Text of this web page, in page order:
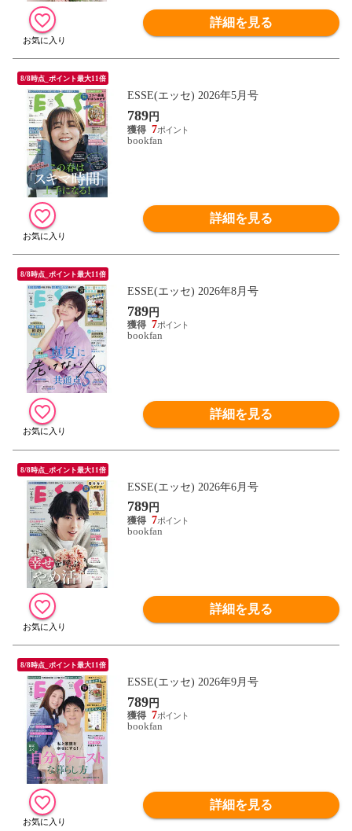
詳細を見る
8/8時点_ポイント最大11倍
ESSE(エッセ) 2026年5月号
789円
7
bookfan
詳細を見る
8/8時点_ポイント最大11倍
ESSE(エッセ) 2026年8月号
789円
7
bookfan
詳細を見る
8/8時点_ポイント最大11倍
ESSE(エッセ) 2026年6月号
789円
7
bookfan
詳細を見る
8/8時点_ポイント最大11倍
ESSE(エッセ) 2026年9月号
789円
7
bookfan
詳細を見る